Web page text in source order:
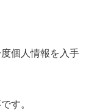
個人情報を入手
す。